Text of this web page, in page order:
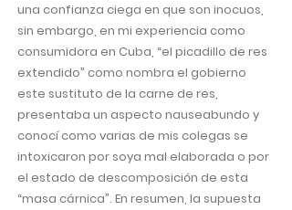
una confianza ciega en que son inocuos,
sin embargo, en mi experiencia como
consumidora en Cuba, “el picadillo de res
extendido” como nombra el gobierno
este sustituto de la carne de res,
presentaba un aspecto nauseabundo y
conocí como varias de mis colegas se
intoxicaron por soya mal elaborada o por
el estado de descomposición de esta
“masa cárnica”. En resumen, la supuesta